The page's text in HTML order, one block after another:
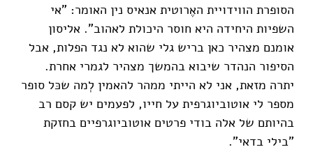
הסופרת הווידויית האֶרוטית אנאיס נין האומר: "אי
השפיות היחידה היא חוסר היכולת לאהוב". אליסון
אומנם מצהיר כאן בריש גלי שהוא לא נגד הפלות, אבל
הסיפור הנהדר שיבוא בהמשך מצהיר לגמרי אחרת.
יתרה מזאת, אני לא הייתי ממהר להאמין לְמה שכּל סופר
מספר לי אוטוביוגרפית על חייו, לפעמים יש קסם רב
בהיותם של אלה בודי פרטים אוטוביוגרפיים בחזקת
"בילי בדאי".